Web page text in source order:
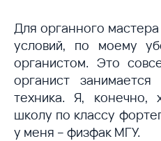
Для органного
условий, по моему
органистом. Это
органист
техника. Я, конечно,
школу по классу
у меня – физфак МГУ.